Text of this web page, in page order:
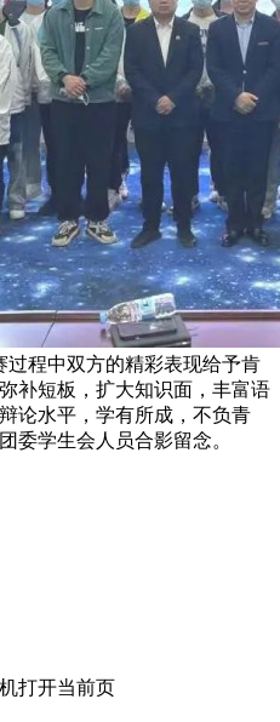
程中双方的精彩表现给予肯
补短板，扩大知识面，丰富语
论水平，学有所成，不负青
委学生会人员合影留念。
打开当前页